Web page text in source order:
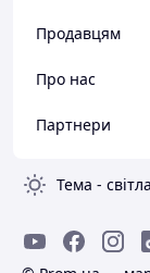
Продавцям
Про нас
Партнери
Тема - світла